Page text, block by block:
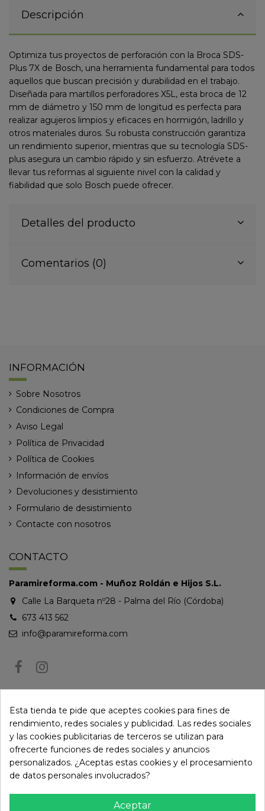
Descripción
Optimiza tus proyectos de perforación con la Broca SDS-
Plus 7X de Bosch, una herramienta fundamental para todos
aquellos que buscan precisión y durabilidad en el trabajo.
Diseñada para martillos perforadores X5L, esta broca de 12
mm de diámetro y 150 mm de longitud es perfecta para
realizar agujeros limpios y eficaces en hormigón, ladrillo y
otros materiales duros. Su robusta construcción garantiza
un rendimiento superior, mientras que su tecnología SDS-
plus asegura un cambio rápido y sin esfuerzo. Atrévete a
llevar tus reformas al siguiente nivel con la calidad y
fiabilidad que solo Bosch puede ofrecer.
Detalles del producto
Comentarios (0)
INFORMACIÓN
Sobre Nosotros
Condiciones de Compra
Aviso Legal
Política de Privacidad
Política de Cookies
Información de envíos
Devoluciones y desistimiento
Formulario de desistimiento
Contacte con nosotros
CONTACTO
Paramireforma.com - Muñoz Roldán e Hijos S.L.
Calle La Barqueta nº28 - Palma del Río (Córdoba)
673 413 562
info@paramireforma.com
Puede darse de baja en cualquier momento. Para ello, consulte nuestra
información de contacto en el aviso legal.
Esta tienda te pide que aceptes cookies para fines de
rendimiento, redes sociales y publicidad. Las redes sociales
y las cookies publicitarias de terceros se utilizan para
ofrecerte funciones de redes sociales y anuncios
personalizados. ¿Aceptas estas cookies y el procesamiento
de datos personales involucrados?
Aceptar